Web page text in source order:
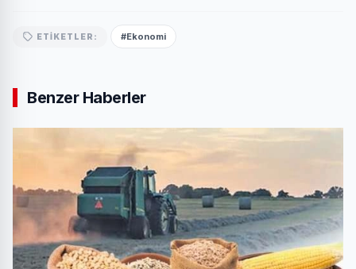
ETIKETLER: #Ekonomi
Benzer Haberler